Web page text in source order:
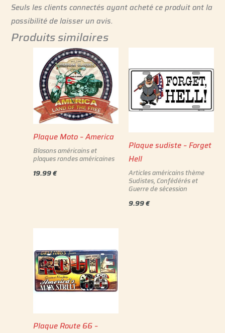
Seuls les clients connectés ayant acheté ce produit ont la
possibilité de laisser un avis.
Produits similaires
Plaque Moto – America
Blasons américains et
plaques rondes américaines
19.99€
Plaque sudiste – Forget
Hell
Articles américains thème
Sudistes, Confédérés et
Guerre de sécession
9.99€
Plaque Route 66 –